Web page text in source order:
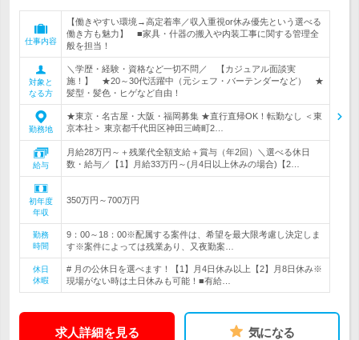
仕事内容
【働きやすい環境→高定着率／収入重視or休み優先という選べる
働き方も魅力】 ■家具・什器の搬入や内装工事に関する管理全
般を担当！
対象と
なる方
＼学歴・経験・資格など一切不問／ 【カジュアル面談実
施！】 ★20～30代活躍中（元シェフ・バーテンダーなど） ★
髪型・髪色・ヒゲなど自由！
勤務地
★東京・名古屋・大阪・福岡募集 ★直行直帰OK！転勤なし ＜東
京本社＞ 東京都千代田区神田三崎町2…
給与
月給28万円～＋残業代全額支給＋賞与（年2回）＼選べる休日
数・給与／【1】月給33万円～(月4日以上休みの場合)【2…
初年度
年収
350万円～700万円
勤務
時間
9：00～18：00※配属する案件は、希望を最大限考慮し決定しま
す※案件によっては残業あり、又夜勤案…
休日
休暇
# 月の公休日を選べます！【1】月4日休み以上【2】月8日休み※
現場がない時は土日休みも可能！■有給…
求人詳細を見る 気になる